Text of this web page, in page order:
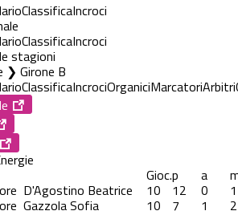
ClassificaIncroci
ClassificaIncroci
stagioni
❯ Girone B
ClassificaIncrociOrganiciMarcatoriArbitri
Gioc.p a
D'Agostino Beatrice 10 12 0 1
Gazzola Sofia 10 7 1 2